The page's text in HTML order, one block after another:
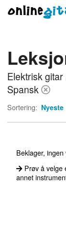
Meny
Logg inn
Bli medlem
Om onlinegitar.no
Elektrisk
Spansk
Sortering: Nyeste
Beklager, ingen
Prøv å velge
annet